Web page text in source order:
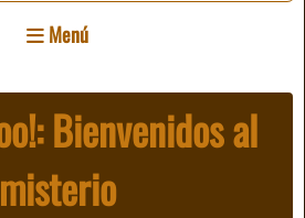
Menú
Bienvenidos al
misterio